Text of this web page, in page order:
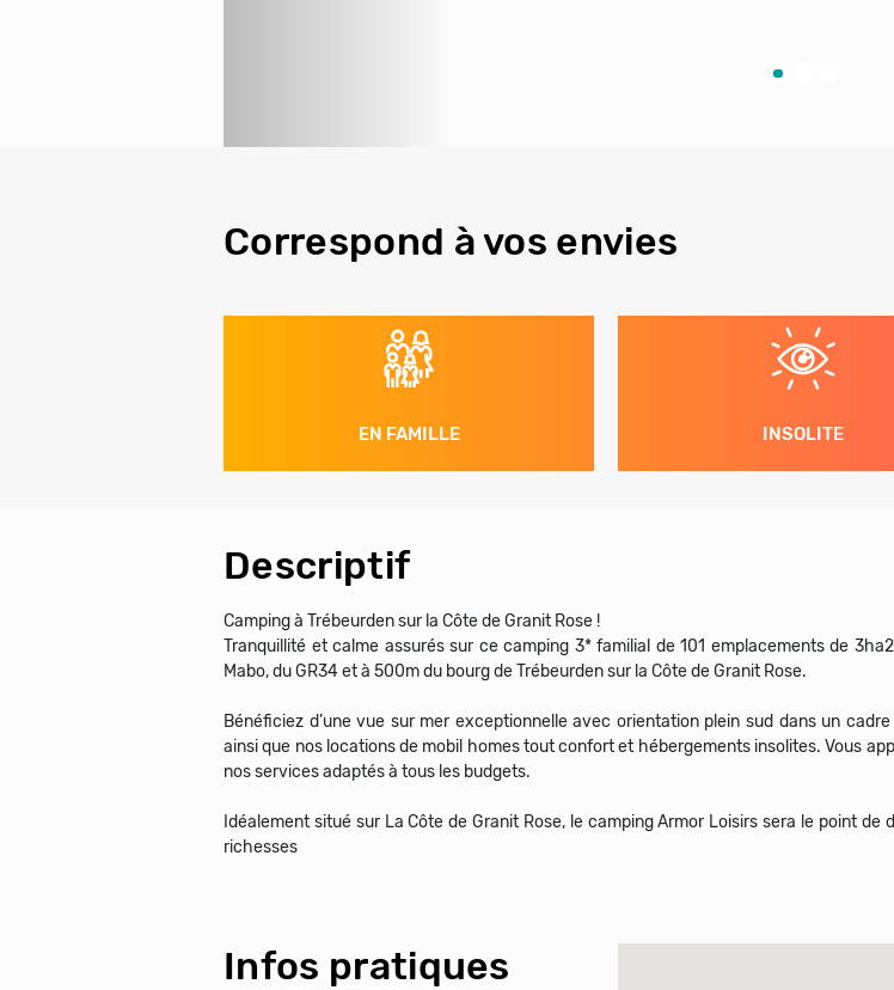
Correspond à vos envies
EN FAMILLE INSOLITE
Descriptif
Camping à Trébeurden sur la Côte de Granit Rose !
Tranquillité et calme assurés sur ce camping 3* familial de 101 emplacements de
Mabo, du GR34 et à 500m du bourg de Trébeurden sur la Côte de Granit Rose.
Bénéficiez d’une vue sur mer exceptionnelle avec orientation plein sud dans un
ainsi que nos locations de mobil homes tout confort et hébergements insolites. Vous
nos services adaptés à tous les budgets.
Idéalement situé sur La Côte de Granit Rose, le camping Armor Loisirs sera le point
richesses
Infos pratiques